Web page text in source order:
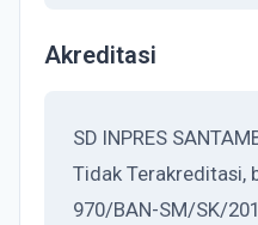
Akreditasi
SD INPRES
Tidak Terakreditasi,
970/BAN-SM/SK/